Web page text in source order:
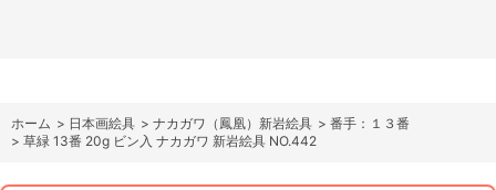
ホーム > 日本画絵具 > ナカガワ（鳳凰）新岩絵具 > 番手：１３番
> 草緑 13番 20g ビン入 ナカガワ 新岩絵具 NO.442